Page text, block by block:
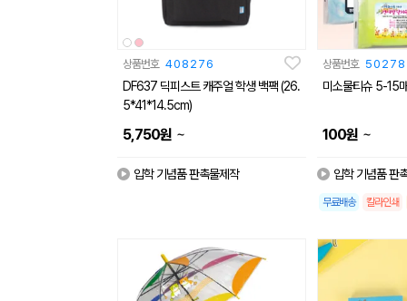
상품번호 408276
DF637 딕피스트 캐주얼 학생 백팩 (26.
5*41*14.5cm)
5,750원 ~
입학 기념품 판촉물제작
상품번호
미소물티슈 5-15
100원 ~
입학 기념품 판
무료배송 칼라인쇄